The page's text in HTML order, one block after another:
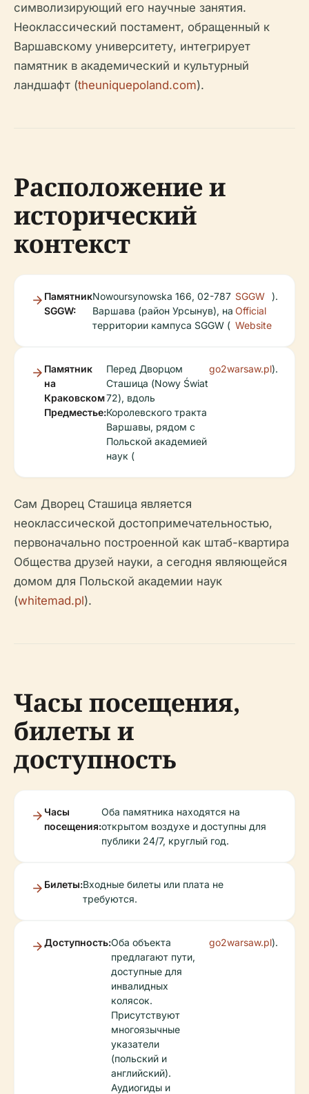
символизирующий его научные занятия.
Неоклассический постамент, обращенный к
Варшавскому университету, интегрирует
памятник в академический и культурный
ландшафт (theuniquepoland.com).
Расположение и
исторический
контекст
Памятник
SGGW:
Nowoursynowska 166, 02-787
Варшава (район Урсынув), на
территории кампуса SGGW (
SGGW
Official
Website
).
Памятник
на
Краковском
Предместье:
Перед Дворцом
Сташица (Nowy Świat
72), вдоль
Королевского тракта
Варшавы, рядом с
Польской академией
наук (
go2warsaw.pl).
Сам Дворец Сташица является
неоклассической достопримечательностью,
первоначально построенной как штаб-квартира
Общества друзей науки, а сегодня являющейся
домом для Польской академии наук
(whitemad.pl).
Часы посещения,
билеты и
доступность
Часы
посещения:
Оба памятника находятся на
открытом воздухе и доступны для
публики 24/7, круглый год.
Билеты:Входные билеты или плата не
требуются.
Доступность:Оба объекта
предлагают пути,
доступные для
инвалидных
колясок.
Присутствуют
многоязычные
указатели
(польский и
английский).
Аудиогиды и
go2warsaw.pl).